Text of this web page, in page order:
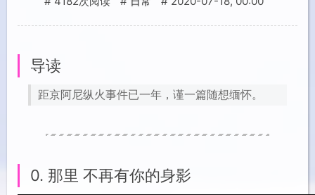
导读
距京阿尼纵火事件已一年，谨一篇随想缅怀。
0. 那里 不再有你的身影